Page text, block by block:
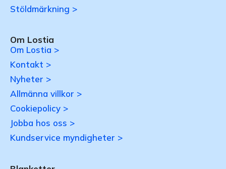
Stöldmärkning >
Om Lostia
Om Lostia >
Kontakt >
Nyheter >
Allmänna villkor >
Cookiepolicy >
Jobba hos oss >
Kundservice myndigheter >